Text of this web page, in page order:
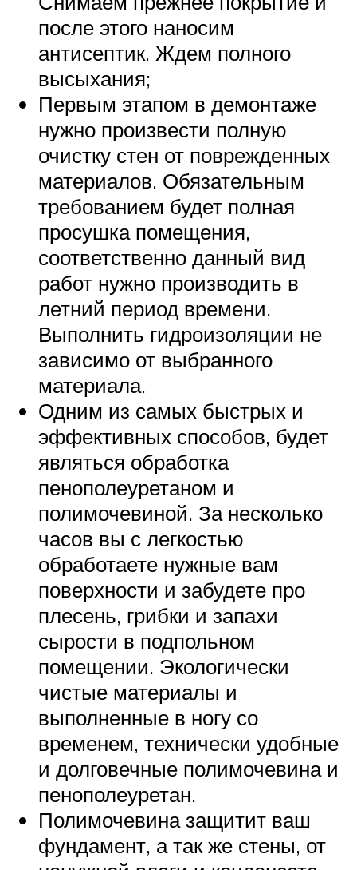
после этого наносим
антисептик. Ждем полного
высыхания;
Первым этапом в демонтаже
нужно произвести полную
очистку стен от поврежденных
материалов. Обязательным
требованием будет полная
просушка помещения,
соответственно данный вид
работ нужно производить в
летний период времени.
Выполнить гидроизоляции не
зависимо от выбранного
материала.
Одним из самых быстрых и
эффективных способов, будет
являться обработка
пенополеуретаном и
полимочевиной. За несколько
часов вы с легкостью
обработаете нужные вам
поверхности и забудете про
плесень, грибки и запахи
сырости в подпольном
помещении. Экологически
чистые материалы и
выполненные в ногу со
временем, технически удобные
и долговечные полимочевина и
пенополеуретан.
Полимочевина защитит ваш
фундамент, а так же стены, от